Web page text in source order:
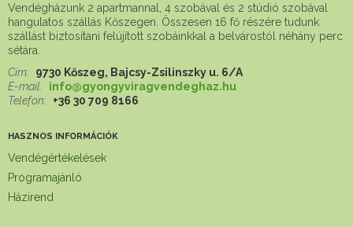
Vendégházunk 2 apartmannal, 4 szobával és 2 stúdió szobával
hangulatos szállás Kőszegen. Összesen 16 fő részére tudunk
szállást biztosítani felújított szobáinkkal a belvárostól néhány perc
sétára.
Cím:
9730 Kőszeg, Bajcsy-Zsilinszky u. 6/A
E-mail:
info@gyongyviragvendeghaz.hu
Telefon:
+36 30 709 8166
HASZNOS INFORMÁCIÓK
Vendégértékelések
Programajánló
Házirend